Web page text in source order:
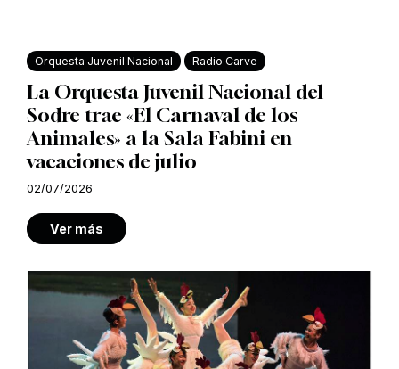
Orquesta Juvenil Nacional Radio Carve
La Orquesta Juvenil Nacional del
Sodre trae «El Carnaval de los
Animales» a la Sala Fabini en
vacaciones de julio
02/07/2026
Ver más